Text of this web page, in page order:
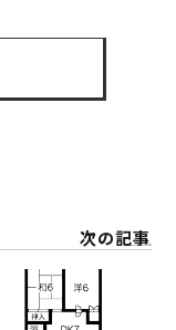
次の記事